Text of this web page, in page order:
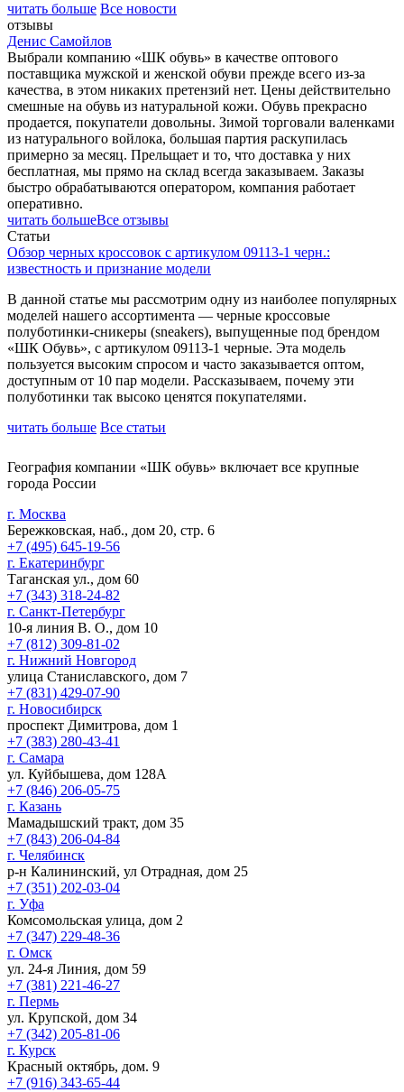
читать больше Все новости
отзывы
Денис Самойлов
Выбрали компанию «ШК обувь» в качестве оптового
поставщика мужской и женской обуви прежде всего из-за
качества, в этом никаких претензий нет. Цены действительно
смешные на обувь из натуральной кожи. Обувь прекрасно
продается, покупатели довольны. Зимой торговали валенками
из натурального войлока, большая партия раскупилась
примерно за месяц. Прельщает и то, что доставка у них
бесплатная, мы прямо на склад всегда заказываем. Заказы
быстро обрабатываются оператором, компания работает
оперативно.
читать большеВсе отзывы
Статьи
Обзор черных кроссовок с артикулом 09113-1 черн.:
известность и признание модели
В данной статье мы рассмотрим одну из наиболее популярных
моделей нашего ассортимента — черные кроссовые
полуботинки-сникеры (sneakers), выпущенные под брендом
«ШК Обувь», с артикулом 09113-1 черные. Эта модель
пользуется высоким спросом и часто заказывается оптом,
доступным от 10 пар модели. Рассказываем, почему эти
полуботинки так высоко ценятся покупателями.
читать больше Все статьи
География компании «ШК обувь» включает все крупные
города России
г. Москва
Бережковская, наб., дом 20, стр. 6
+7 (495) 645-19-56
г. Екатеринбург
Таганская ул., дом 60
+7 (343) 318-24-82
г. Санкт-Петербург
10-я линия В. О., дом 10
+7 (812) 309-81-02
г. Нижний Новгород
улица Станиславского, дом 7
+7 (831) 429-07-90
г. Новосибирск
проспект Димитрова, дом 1
+7 (383) 280-43-41
г. Самара
ул. Куйбышева, дом 128А
+7 (846) 206-05-75
г. Казань
Мамадышский тракт, дом 35
+7 (843) 206-04-84
г. Челябинск
р-н Калининский, ул Отрадная, дом 25
+7 (351) 202-03-04
г. Уфа
Комсомольская улица, дом 2
+7 (347) 229-48-36
г. Омск
ул. 24-я Линия, дом 59
+7 (381) 221-46-27
г. Пермь
ул. Крупской, дом 34
+7 (342) 205-81-06
г. Курск
Красный октябрь, дом. 9
+7 (916) 343-65-44